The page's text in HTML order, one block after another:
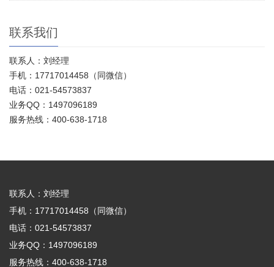
联系我们
联系人：刘经理
手机：17717014458（同微信）
电话：021-54573837
业务QQ：1497096189
服务热线：400-638-1718
联系人：刘经理
手机：17717014458（同微信）
电话：021-54573837
业务QQ：1497096189
服务热线：400-638-1718